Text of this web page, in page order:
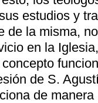
estudios y
de la misma,
en la
de S.
de